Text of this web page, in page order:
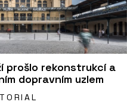
prošlo rekonstrukcí a
dopravním uzlem